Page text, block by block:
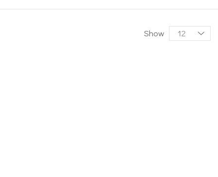
Show